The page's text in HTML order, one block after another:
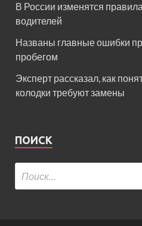
В России изменятся
водителей
Названы главные ошибки
пробегом
Эксперт рассказал, как
колодки требуют замены
ПОИСК